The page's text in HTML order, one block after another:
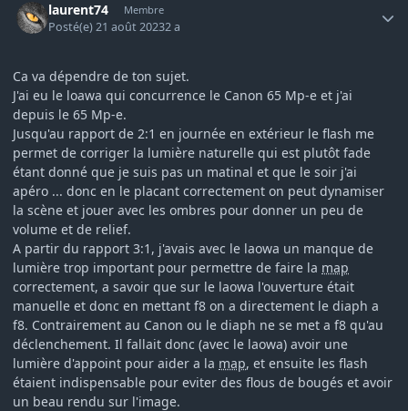
laurent74 Membre
Posté(e)21 août 20232 a
Ca va dépendre de ton sujet.
J'ai eu le loawa qui concurrence le Canon 65 Mp-e et j'ai
depuis le 65 Mp-e.
Jusqu'au rapport de 2:1 en journée en extérieur le flash me
permet de corriger la lumière naturelle qui est plutôt fade
étant donné que je suis pas un matinal et que le soir j'ai
apéro ... donc en le placant correctement on peut dynamiser
la scène et jouer avec les ombres pour donner un peu de
volume et de relief.
A partir du rapport 3:1, j'avais avec le laowa un manque de
lumière trop important pour permettre de faire la map
correctement, a savoir que sur le laowa l'ouverture était
manuelle et donc en mettant f8 on a directement le diaph a
f8. Contrairement au Canon ou le diaph ne se met a f8 qu'au
déclenchement. Il fallait donc (avec le laowa) avoir une
lumière d'appoint pour aider a la map, et ensuite les flash
étaient indispensable pour eviter des flous de bougés et avoir
un beau rendu sur l'image.